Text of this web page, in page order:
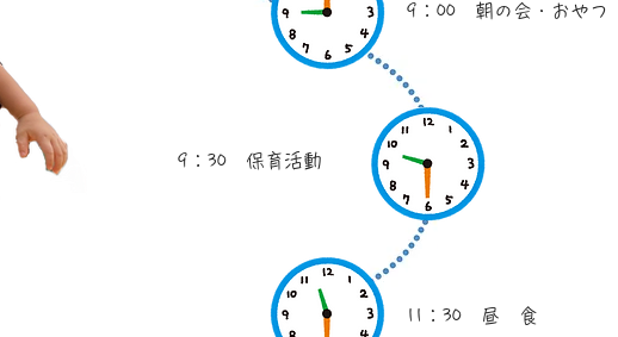
9：00 朝の会・おや
9：30 保育活動
11：30 昼 食